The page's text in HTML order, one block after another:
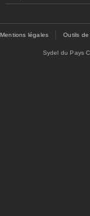
Mentions légales Outils de
Sydel du Pays